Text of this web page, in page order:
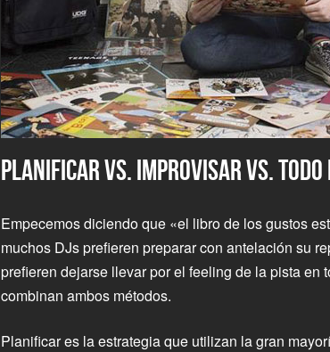
PLANIFICAR VS. IMPROVISAR VS. TODO
Empecemos diciendo que «el libro de los gustos
muchos DJs prefieren preparar con antelación su
prefieren dejarse llevar por el feeling de la pista en
combinan ambos métodos.
Planificar es la estrategia que utilizan la gran